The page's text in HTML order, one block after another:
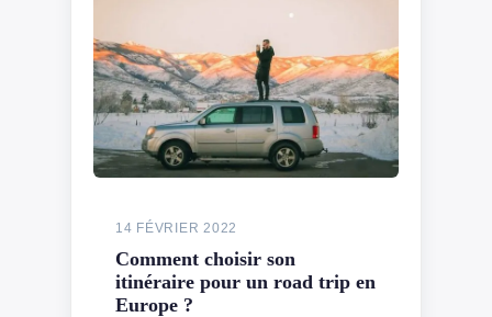
14 FÉVRIER 2022
Comment choisir son
itinéraire pour un road trip en
Europe ?